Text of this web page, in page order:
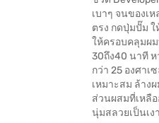
เบาๆ จนของเ
ตรง กดปุ่มปั๊ม
ให้ครอบคลุมผ
30ถึง40 นาที
กว่า 25 องศาเ
เหมาะสม ล้าง
ส่วนผสมที่เหลื
นุ่มสลวยเป็นเง